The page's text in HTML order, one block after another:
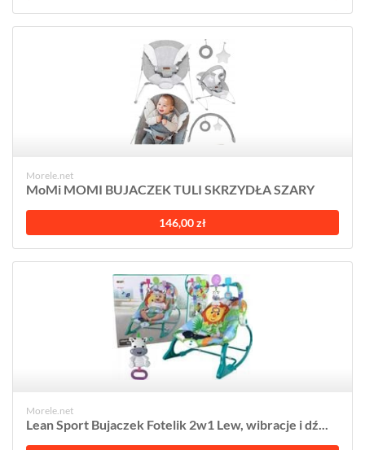
Morele.net
MoMi MOMI BUJACZEK TULI SKRZYDŁA SZARY
146,00 zł
Morele.net
Lean Sport Bujaczek Fotelik 2w1 Lew, wibracje i dź...